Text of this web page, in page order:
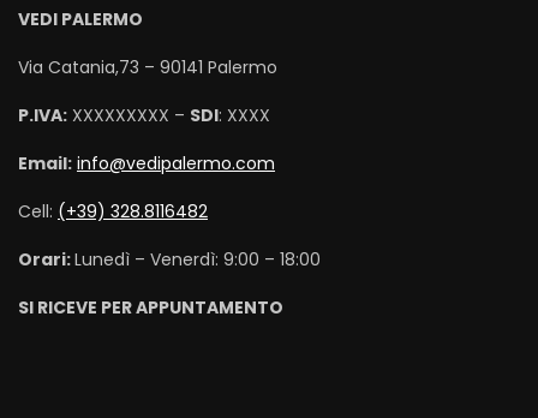
VEDI PALERMO
Via Catania,73 – 90141 Palermo
P.IVA: XXXXXXXXX – SDI: XXXX
Email: info@vedipalermo.com
Cell: (+39) 328.8116482
Orari:Lunedì – Venerdì: 9:00 – 18:00
SI RICEVE PER APPUNTAMENTO